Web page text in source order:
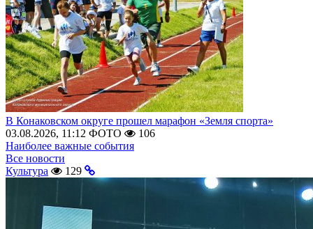
В Конаковском округе прошел марафон «Земля спорта»
03.08.2026, 11:12 ФОТО
106
Наиболее важные события
Все новости
Культура
129